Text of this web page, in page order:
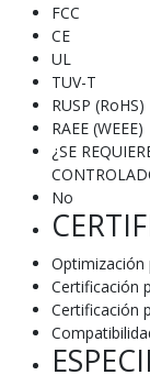
FCC
CE
UL
TUV-T
RUSP (RoHS)
RAEE (WEEE)
¿SE
No
Certificación
Certificación